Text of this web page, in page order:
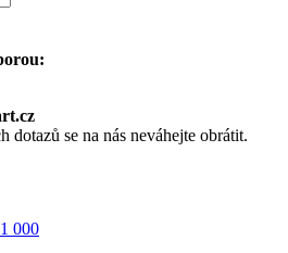
se na nás neváhejte obrátit.
000